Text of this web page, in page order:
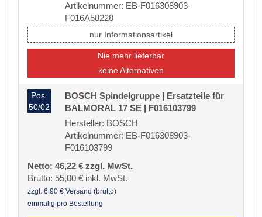
Artikelnummer: EB-F016308903-
F016A58228
nur Informationsartikel
Nie mehr lieferbar
keine Alternativen
Pos.
50/02
BOSCH Spindelgruppe | Ersatzteile für
BALMORAL 17 SE | F016103799
Hersteller: BOSCH
Artikelnummer: EB-F016308903-
F016103799
Netto: 46,22 € zzgl. MwSt.
Brutto: 55,00 € inkl. MwSt.
zzgl. 6,90 € Versand (brutto)
einmalig pro Bestellung